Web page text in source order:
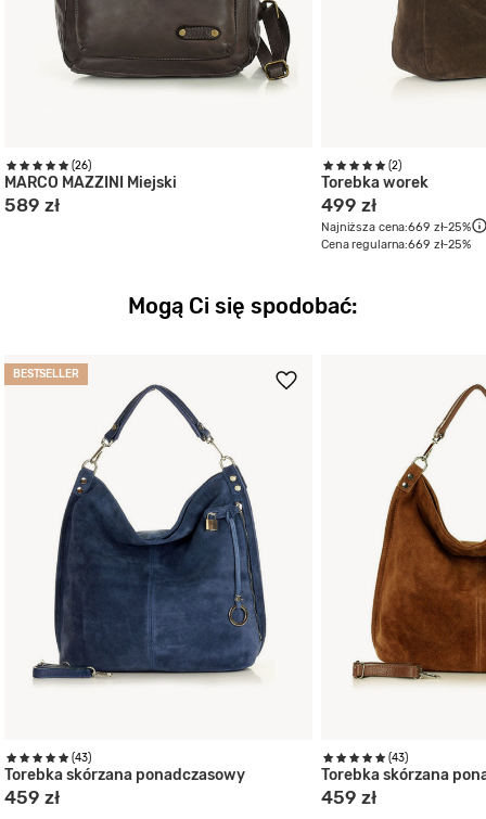
(26)
MARCO MAZZINI Miejski
589 zł
(2)
Torebka worek
499 zł
Najniższa cena:669 zł-25%
Cena regularna:669 zł-25%
Mogą Ci się spodobać:
BESTSELLER
(43)
Torebka skórzana ponadczasowy
459 zł
(43)
Torebka skórzana
459 zł